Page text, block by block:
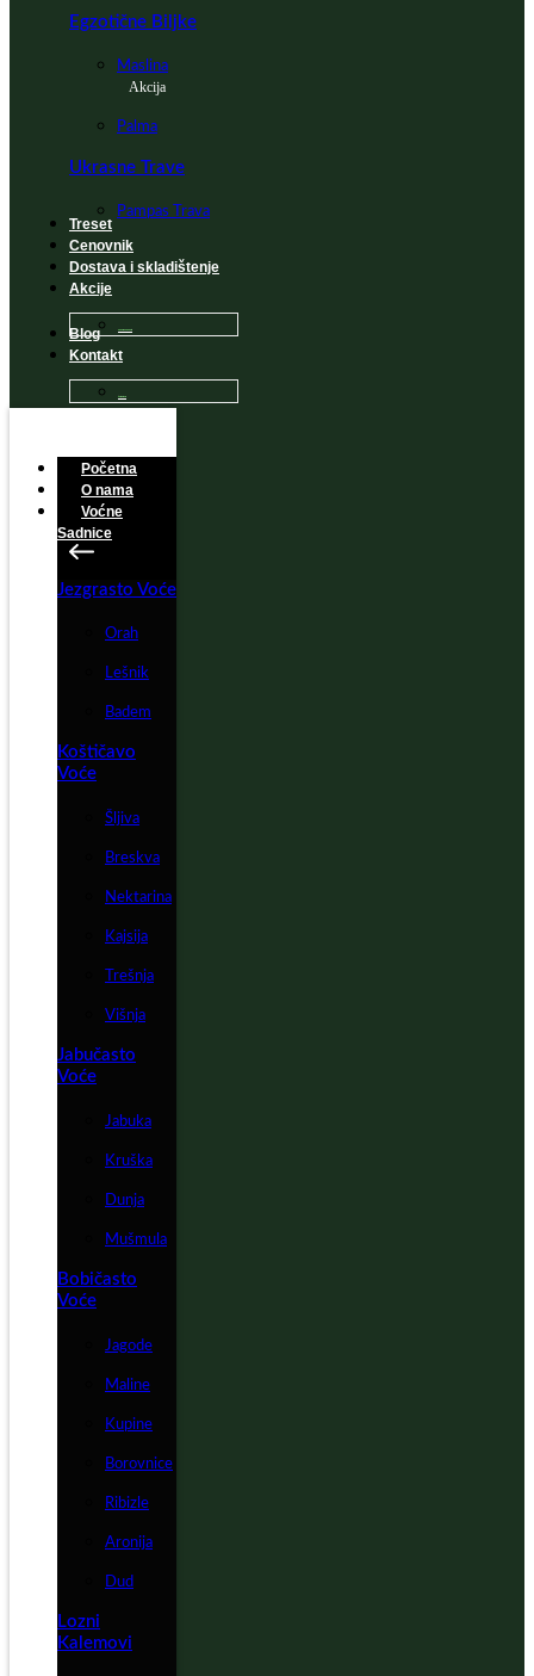
Egzotične Biljke
Maslina
Akcija
Palma
Ukrasne Trave
Pampas Trava
Treset
Cenovnik
Dostava i skladištenje
Akcije
Blog
Kontakt
Početna
O nama
Voćne
Sadnice
Jezgrasto Voće
Orah
Lešnik
Badem
Koštičavo
Voće
Šljiva
Breskva
Nektarina
Kajsija
Trešnja
Višnja
Jabučasto
Voće
Jabuka
Kruška
Dunja
Mušmula
Bobičasto
Voće
Jagode
Maline
Kupine
Borovnice
Ribizle
Aronija
Dud
Lozni
Kalemovi